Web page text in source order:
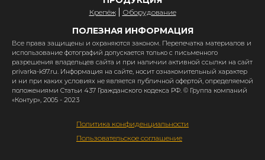
Крепёж Оборудование
ПОЛЕЗНАЯ ИНФОРМАЦИЯ
Все права защищены и охраняются законом. Перепечатка материалов и
использование фотографий допускается только с письменного
разрешения владельцев сайта и при наличии активной ссылки на сайт
privarka-k97.ru. Информация на сайте, носит ознакомительный характер
и ни при каких условиях не является публичной офертой, определяемой
положениями Статьи 437 Гражданского кодекса РФ. © Группа компаний
«Контур», 2005 - 2023
Политика конфиденциальности
Пользовательское соглашение